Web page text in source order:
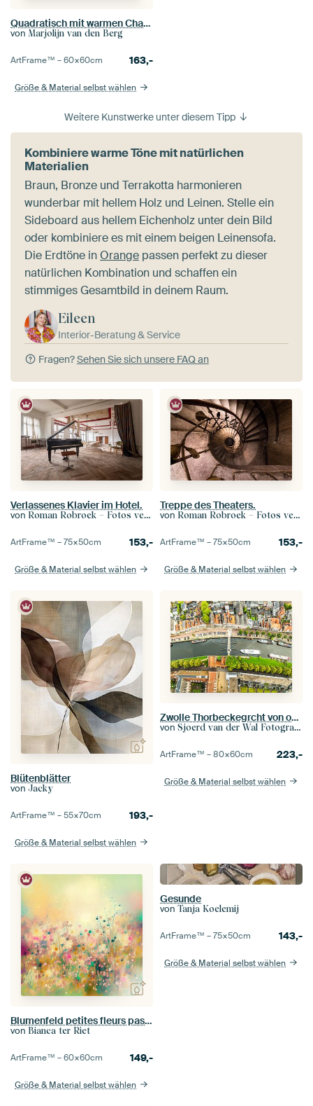
Quadratisch mit warmen Champagner- und Beigetönen: Tröpfchen glitzern auf dem Flaum
von Marjolijn van den Berg
ArtFrame™ –60×60cm 163,-
Größe & Material selbst wählen
Weitere Kunstwerke unter diesem Tipp
Kombiniere warme Töne mit natürlichen
Materialien
Braun, Bronze und Terrakotta harmonieren
wunderbar mit hellem Holz und Leinen. Stelle ein
Sideboard aus hellem Eichenholz unter dein Bild
oder kombiniere es mit einem beigen Leinensofa.
Die Erdtöne inOrange passen perfekt zu dieser
natürlichen Kombination und schaffen ein
stimmiges Gesamtbild in deinem Raum.
Eileen
Interior-Beratung & Service
Fragen?Sehen Sie sich unsere FAQ an
Verlassenes Klavier im Hotel.
von Roman Robroek – Fotos verlassener Gebäude
ArtFrame™ –75×50cm 153,-
Größe & Material selbst wählen
Treppe des Theaters.
von Roman Robroek – Fotos verlassener Gebäude
ArtFrame™ –75×50cm 153,-
Größe & Material selbst wählen
Blütenblätter
von Jacky
ArtFrame™ –55×70cm 193,-
Größe & Material selbst wählen
Zwolle Thorbeckegrcht von oben im Sommer
von Sjoerd van der Wal Fotografie
ArtFrame™ –80×60cm 223,-
Größe & Material selbst wählen
Blumenfeld petites fleurs pastell
von Bianca ter Riet
ArtFrame™ –60×60cm 149,-
Größe & Material selbst wählen
Gesunde
von Tanja Koelemij
ArtFrame™ –75×50cm 143,-
Größe & Material selbst wählen